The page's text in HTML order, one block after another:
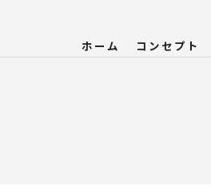
ホーム コンセプト